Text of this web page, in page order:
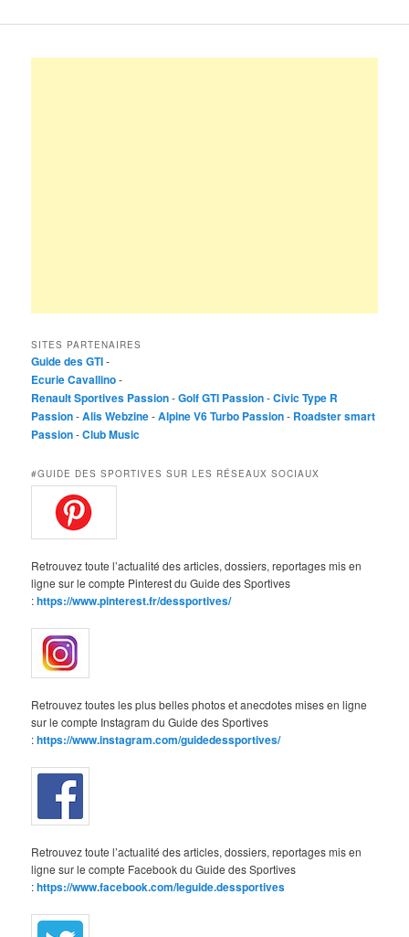
SITES PARTENAIRES
Guide des GTI-
Ecurie Cavallino-
Renault Sportives Passion-Golf GTI Passion-Civic Type R
Passion-Alis Webzine-Alpine V6 Turbo Passion- Roadster smart
Passion-Club Music
#GUIDE DES SPORTIVES SUR LES RÉSEAUX SOCIAUX
Retrouvez toute l’actualité des articles, dossiers, reportages mis en
ligne sur le compte Pinterest du Guide des Sportives
:https://www.pinterest.fr/dessportives/
Retrouvez toutes les plus belles photos et anecdotes mises en ligne
sur le compte Instagram du Guide des Sportives
:https://www.instagram.com/guidedessportives/
Retrouvez toute l’actualité des articles, dossiers, reportages mis en
ligne sur le compte Facebook du Guide des Sportives
:https://www.facebook.com/leguide.dessportives